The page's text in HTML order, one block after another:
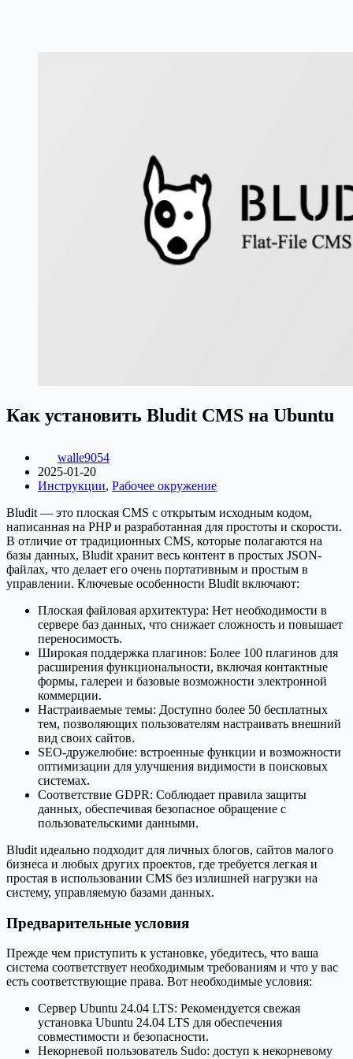
Как установить Bludit CMS на Ubuntu
walle9054
2025-01-20
Инструкции, Рабочее окружение
Bludit — это плоская CMS с открытым исходным кодом,
написанная на PHP и разработанная для простоты и скорости.
В отличие от традиционных CMS, которые полагаются на
базы данных, Bludit хранит весь контент в простых JSON-
файлах, что делает его очень портативным и простым в
управлении. Ключевые особенности Bludit включают:
Плоская файловая архитектура: Нет необходимости в
сервере баз данных, что снижает сложность и повышает
переносимость.
Широкая поддержка плагинов: Более 100 плагинов для
расширения функциональности, включая контактные
формы, галереи и базовые возможности электронной
коммерции.
Настраиваемые темы: Доступно более 50 бесплатных
тем, позволяющих пользователям настраивать внешний
вид своих сайтов.
SEO-дружелюбие: встроенные функции и возможности
оптимизации для улучшения видимости в поисковых
системах.
Соответствие GDPR: Соблюдает правила защиты
данных, обеспечивая безопасное обращение с
пользовательскими данными.
Bludit идеально подходит для личных блогов, сайтов малого
бизнеса и любых других проектов, где требуется легкая и
простая в использовании CMS без излишней нагрузки на
систему, управляемую базами данных.
Предварительные условия
Прежде чем приступить к установке, убедитесь, что ваша
система соответствует необходимым требованиям и что у вас
есть соответствующие права. Вот необходимые условия:
Сервер Ubuntu 24.04 LTS: Рекомендуется свежая
установка Ubuntu 24.04 LTS для обеспечения
совместимости и безопасности.
Некорневой пользователь Sudo: доступ к некорневому